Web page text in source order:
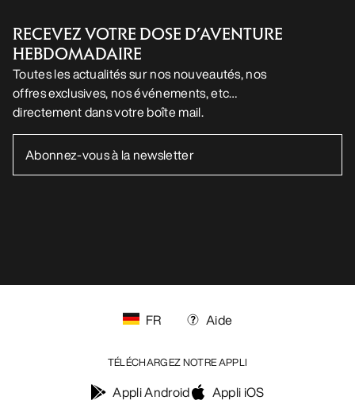
RECEVEZ VOTRE DOSE D’AVENTURE
HEBDOMADAIRE
Toutes les actualités sur nos nouveautés, nos
offres exclusives, nos événements, etc…
directement dans votre boîte mail.
FR Aide
TÉLÉCHARGEZ NOTRE APPLI
Appli Android Appli iOS